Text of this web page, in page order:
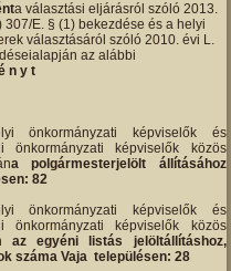
a választási eljárásról szóló 2013.
E. § (1) bekezdése és a helyi
választásáról szóló 2010. évi L.
az alábbi
n y t
önkormányzati képviselők és
önkormányzati képviselők közös
a polgármesterjelölt állításához
82
önkormányzati képviselők és
önkormányzati képviselők közös
az egyéni listás jelöltállításhoz,
száma Vaja településen: 28